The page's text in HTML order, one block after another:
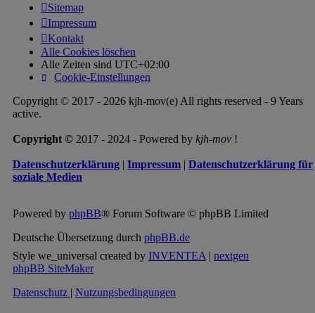
Sitemap
Impressum
Kontakt
Alle Cookies löschen
Alle Zeiten sind UTC+02:00
Cookie-Einstellungen
Copyright © 2017 - 2026 kjh-mov(e) All rights reserved - 9 Years
active.
Copyright © 2017 - 2024 - Powered by kjh-mov !
Datenschutzerklärung | Impressum | Datenschutzerklärung für
soziale Medien
Powered by phpBB® Forum Software © phpBB Limited
Deutsche Übersetzung durch phpBB.de
Style we_universal created by INVENTEA | nextgen
phpBB SiteMaker
Datenschutz | Nutzungsbedingungen